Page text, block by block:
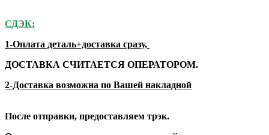
СДЭК:
1-Оплата деталь+доставка сразу,
ДОСТАВКА СЧИТАЕТСЯ ОПЕРАТОРОМ.
2-Доставка возможна по Вашей накладной
После отправки, предоставляем трэк.